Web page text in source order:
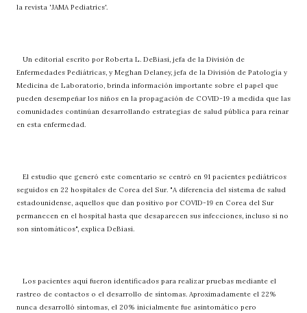
la revista 'JAMA Pediatrics'.
Un editorial escrito por Roberta L. DeBiasi, jefa de la División de
Enfermedades Pediátricas, y Meghan Delaney, jefa de la División de Patología y
Medicina de Laboratorio, brinda información importante sobre el papel que
pueden desempeñar los niños en la propagación de COVID-19 a medida que las
comunidades continúan desarrollando estrategias de salud pública para reinar
en esta enfermedad.
El estudio que generó este comentario se centró en 91 pacientes pediátricos
seguidos en 22 hospitales de Corea del Sur. "A diferencia del sistema de salud
estadounidense, aquellos que dan positivo por COVID-19 en Corea del Sur
permanecen en el hospital hasta que desaparecen sus infecciones, incluso si no
son sintomáticos", explica DeBiasi.
Los pacientes aquí fueron identificados para realizar pruebas mediante el
rastreo de contactos o el desarrollo de síntomas. Aproximadamente el 22%
nunca desarrolló síntomas, el 20% inicialmente fue asintomático pero